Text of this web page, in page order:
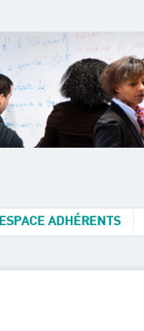
ESPACE ADHÉRENTS